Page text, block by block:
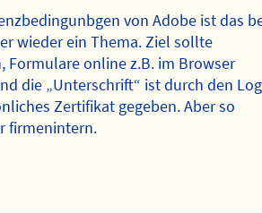
von Adobe ist das
wieder ein Thema. Ziel sollte
Formulare online z.B. im Browser
die „Unterschrift“ ist durch den
Zertifikat gegeben. Aber so
firmenintern.